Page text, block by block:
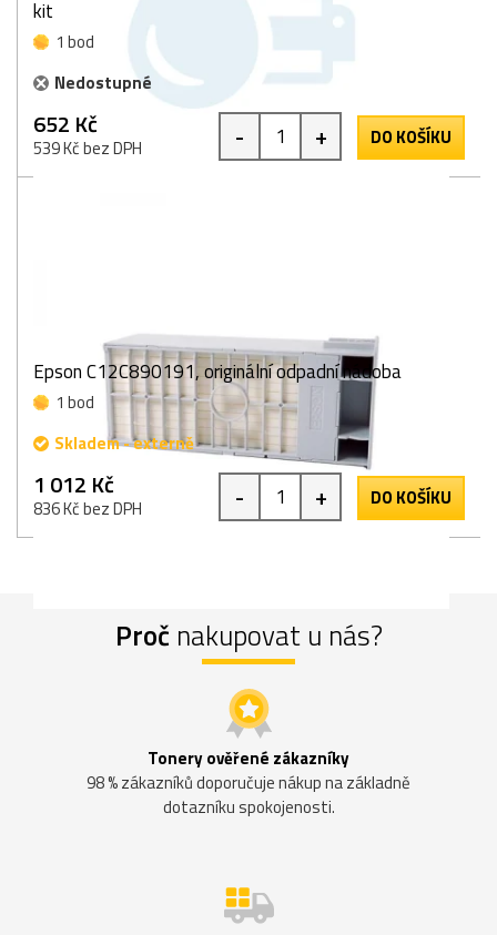
kit
1 bod
Nedostupné
652 Kč
539 Kč bez DPH - + DO KOŠÍKU
Epson C12C890191, originální odpadní nádoba
1 bod
Skladem - externě
1 012 Kč
836 Kč bez DPH - + DO KOŠÍKU
Proč nakupovat u nás?
Tonery ověřené zákazníky
98 % zákazníků doporučuje nákup na základně
dotazníku spokojenosti.